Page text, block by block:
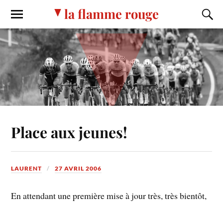
la flamme rouge
Place aux jeunes!
LAURENT 27 AVRIL 2006
En attendant une première mise à jour très, très bientôt,